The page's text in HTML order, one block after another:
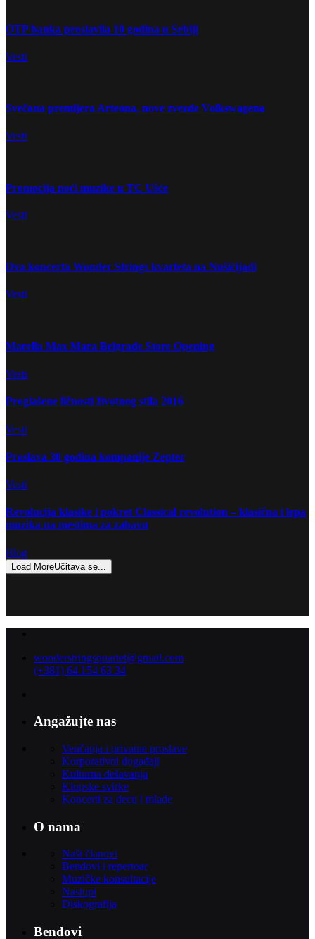
OTP banka proslavila 10 godina u Srbiji
Vesti
Svečana premijera Arteona, nove zvezde Volkswagena
Vesti
Promocija noći muzike u TC Ušće
Vesti
Dva koncerta Wonder Strings kvarteta na Nušićijadi
Vesti
Marella Max Mara Belgrade Store Opening
Vesti
Proglašene ličnosti životnog stila 2016
Vesti
Proslava 30 godina kompanije Zepter
Vesti
Revolucija klasike i pokret Classical revolution – klasična i lepa
muzika na mestima za zabavu
Blog
Load MoreUčitava se...
wonderstringsquartet@gmail.com
(+381) 64 154 63 34
Angažujte nas
Venčanja i privatne proslave
Korporativni događaji
Kulturna dešavanja
Klupske svirke
Koncerti za decu i mlade
O nama
Naši članovi
Bendovi i repertoar
Muzičke konsultacije
Nastupi
Diskografija
Bendovi